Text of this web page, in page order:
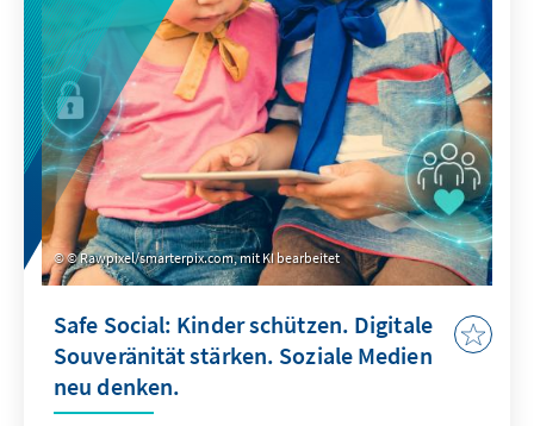
© Rawpixel/smarterpix.com, mit KI bearbeitet
Safe Social: Kinder schützen. Digitale
Souveränität stärken. Soziale Medien
neu denken.